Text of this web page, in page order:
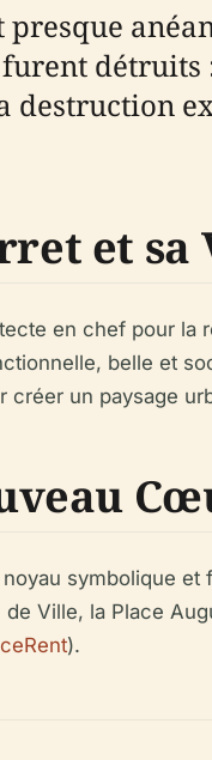
destruction
et sa
en chef pour
belle et
créer un paysage
symbolique
Ville, la Place
).